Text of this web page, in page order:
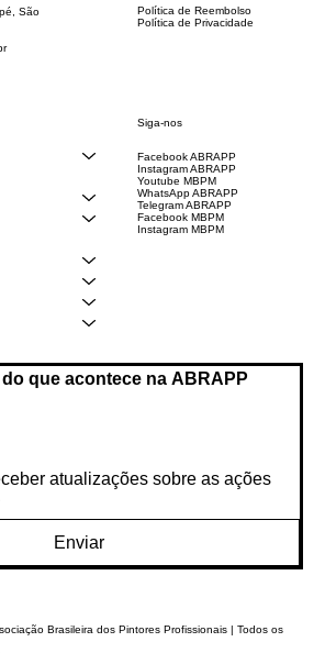
São
Política de Reembolso
Política de Privacidade
Siga-nos
Facebook ABRAPP
Instagram ABRAPP
Youtube MBPM
WhatsApp ABRAPP
Telegram ABRAPP
Facebook MBPM
Instagram MBPM
que acontece na ABRAPP
atualizações sobre as ações
Enviar
Brasileira dos Pintores Profissionais | Todos os